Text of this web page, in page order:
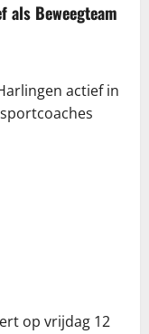
als Beweegteam
actief in
op vrijdag 12